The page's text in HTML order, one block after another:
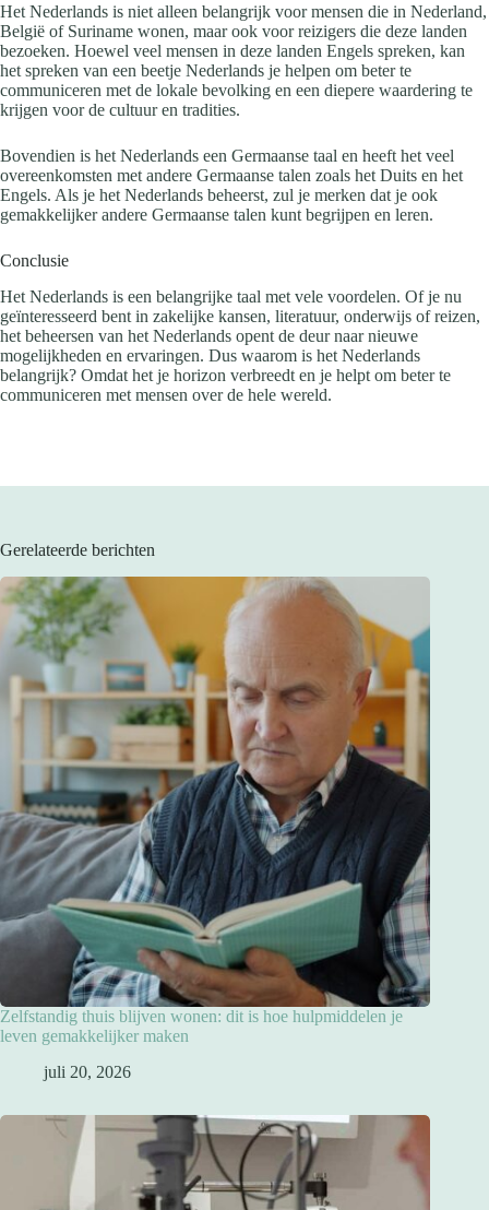
Het Nederlands is niet alleen belangrijk voor mensen die in Nederland,
België of Suriname wonen, maar ook voor reizigers die deze landen
bezoeken. Hoewel veel mensen in deze landen Engels spreken, kan
het spreken van een beetje Nederlands je helpen om beter te
communiceren met de lokale bevolking en een diepere waardering te
krijgen voor de cultuur en tradities.
Bovendien is het Nederlands een Germaanse taal en heeft het veel
overeenkomsten met andere Germaanse talen zoals het Duits en het
Engels. Als je het Nederlands beheerst, zul je merken dat je ook
gemakkelijker andere Germaanse talen kunt begrijpen en leren.
Conclusie
Het Nederlands is een belangrijke taal met vele voordelen. Of je nu
geïnteresseerd bent in zakelijke kansen, literatuur, onderwijs of reizen,
het beheersen van het Nederlands opent de deur naar nieuwe
mogelijkheden en ervaringen. Dus waarom is het Nederlands
belangrijk? Omdat het je horizon verbreedt en je helpt om beter te
communiceren met mensen over de hele wereld.
Gerelateerde berichten
Zelfstandig thuis blijven wonen: dit is hoe hulpmiddelen je
leven gemakkelijker maken
juli 20, 2026